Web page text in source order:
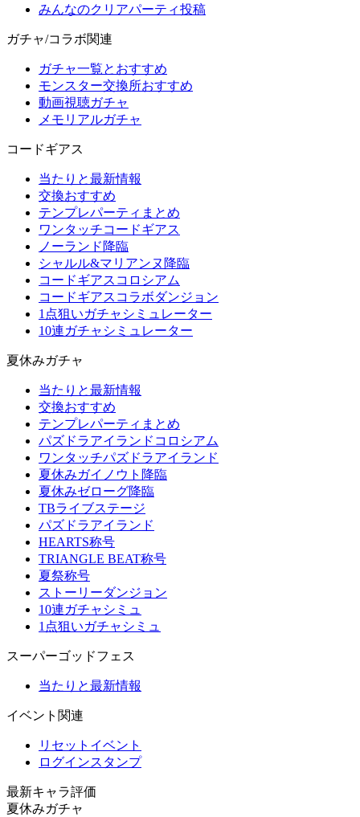
みんなのクリアパーティ投稿
ガチャ/コラボ関連
ガチャ一覧とおすすめ
モンスター交換所おすすめ
動画視聴ガチャ
メモリアルガチャ
コードギアス
当たりと最新情報
交換おすすめ
テンプレパーティまとめ
ワンタッチコードギアス
ノーランド降臨
シャルル&マリアンヌ降臨
コードギアスコロシアム
コードギアスコラボダンジョン
1点狙いガチャシミュレーター
10連ガチャシミュレーター
夏休みガチャ
当たりと最新情報
交換おすすめ
テンプレパーティまとめ
パズドラアイランドコロシアム
ワンタッチパズドラアイランド
夏休みガイノウト降臨
夏休みゼローグ降臨
TBライブステージ
パズドラアイランド
HEARTS称号
TRIANGLE BEAT称号
夏祭称号
ストーリーダンジョン
10連ガチャシミュ
1点狙いガチャシミュ
スーパーゴッドフェス
当たりと最新情報
イベント関連
リセットイベント
ログインスタンプ
最新キャラ評価
夏休みガチャ